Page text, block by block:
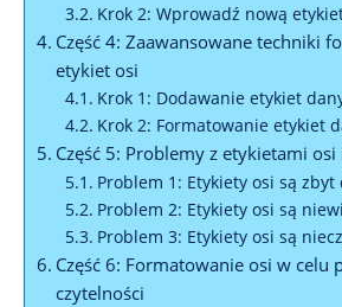
Krok 2: Wprowadź nową
Część 4: Zaawansowane techniki
etykiet osi
Krok 1: Dodawanie etykiet
Krok 2: Formatowanie etykiet
Część 5: Problemy z etykietami
Problem 1: Etykiety osi są zbyt
Problem 2: Etykiety osi są
Problem 3: Etykiety osi są
Część 6: Formatowanie osi w celu
czytelności